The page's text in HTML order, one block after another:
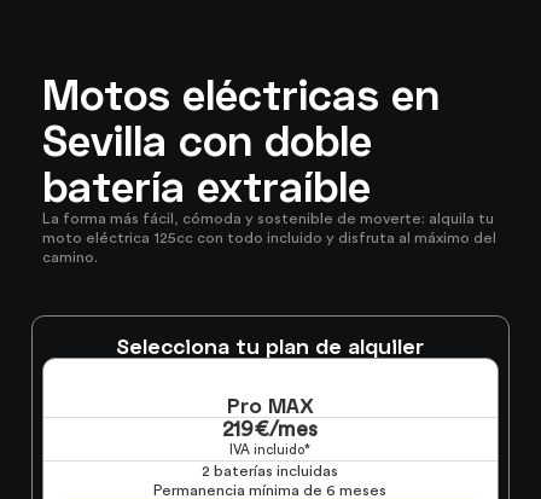
Motos eléctricas en
Sevilla con doble
batería extraíble
La forma más fácil, cómoda y sostenible de moverte: alquila tu
moto eléctrica 125cc con todo incluido y disfruta al máximo del
camino.
Selecciona tu plan de alquiler
Pro MAX
219€/mes
IVA incluido*
2 baterías incluidas
Permanencia mínima de 6 meses